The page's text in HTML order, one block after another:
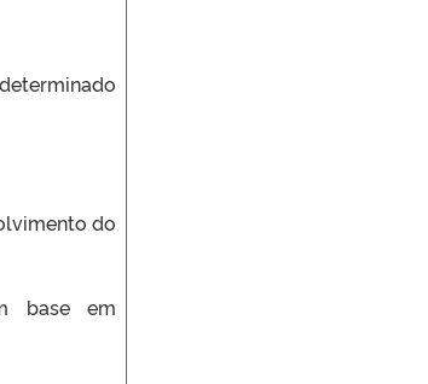
do
base em